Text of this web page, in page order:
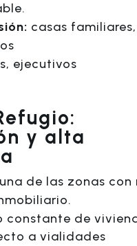
casas familiares,
ejecutivos
y alta
de las zonas con
constante de
a vialidades